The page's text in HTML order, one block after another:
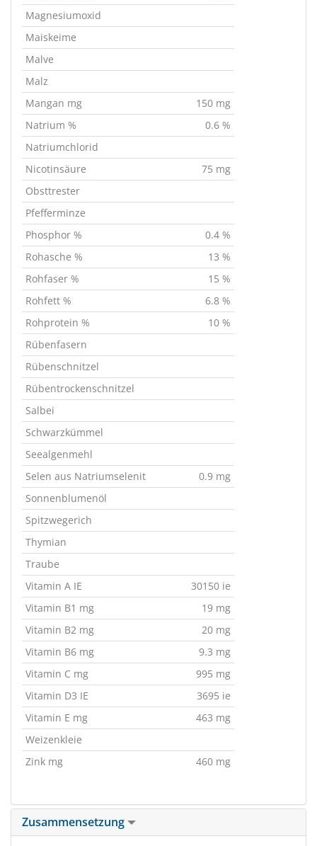
Magnesiumoxid
Maiskeime
Malve
Malz
Mangan mg
150 mg
Natrium %
0.6 %
Natriumchlorid
Nicotinsäure
75 mg
Obsttrester
Pfefferminze
Phosphor %
0.4 %
Rohasche %
13 %
Rohfaser %
15 %
Rohfett %
6.8 %
Rohprotein %
10 %
Rübenfasern
Rübenschnitzel
Rübentrockenschnitzel
Salbei
Schwarzkümmel
Seealgenmehl
Selen aus Natriumselenit
0.9 mg
Sonnenblumenöl
Spitzwegerich
Thymian
Traube
Vitamin A IE
30150 ie
Vitamin B1 mg
19 mg
Vitamin B2 mg
20 mg
Vitamin B6 mg
9.3 mg
Vitamin C mg
995 mg
Vitamin D3 IE
3695 ie
Vitamin E mg
463 mg
Weizenkleie
Zink mg
460 mg
Zusammensetzung